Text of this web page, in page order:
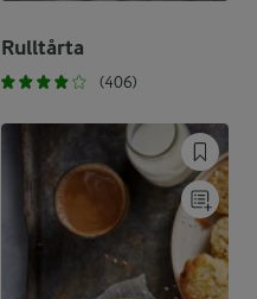
Rulltårta
(406)